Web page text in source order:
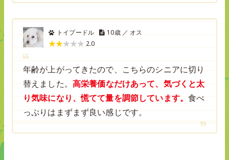
トイプードル
10歳 ／ オス
2.0
年齢が上がってきたので、こちらのシニアに切り
替えました。 高栄養価なだけあって、気づくと太
り気味になり、慌てて量を調節しています。 食べ
っぷりはまずまず良い感じです。